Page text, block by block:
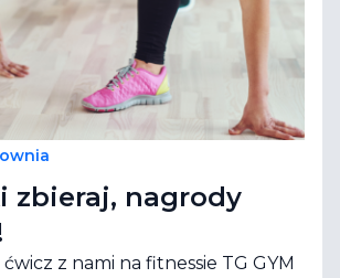
zbieraj, nagrody
z nami na fitnessie TG GYM